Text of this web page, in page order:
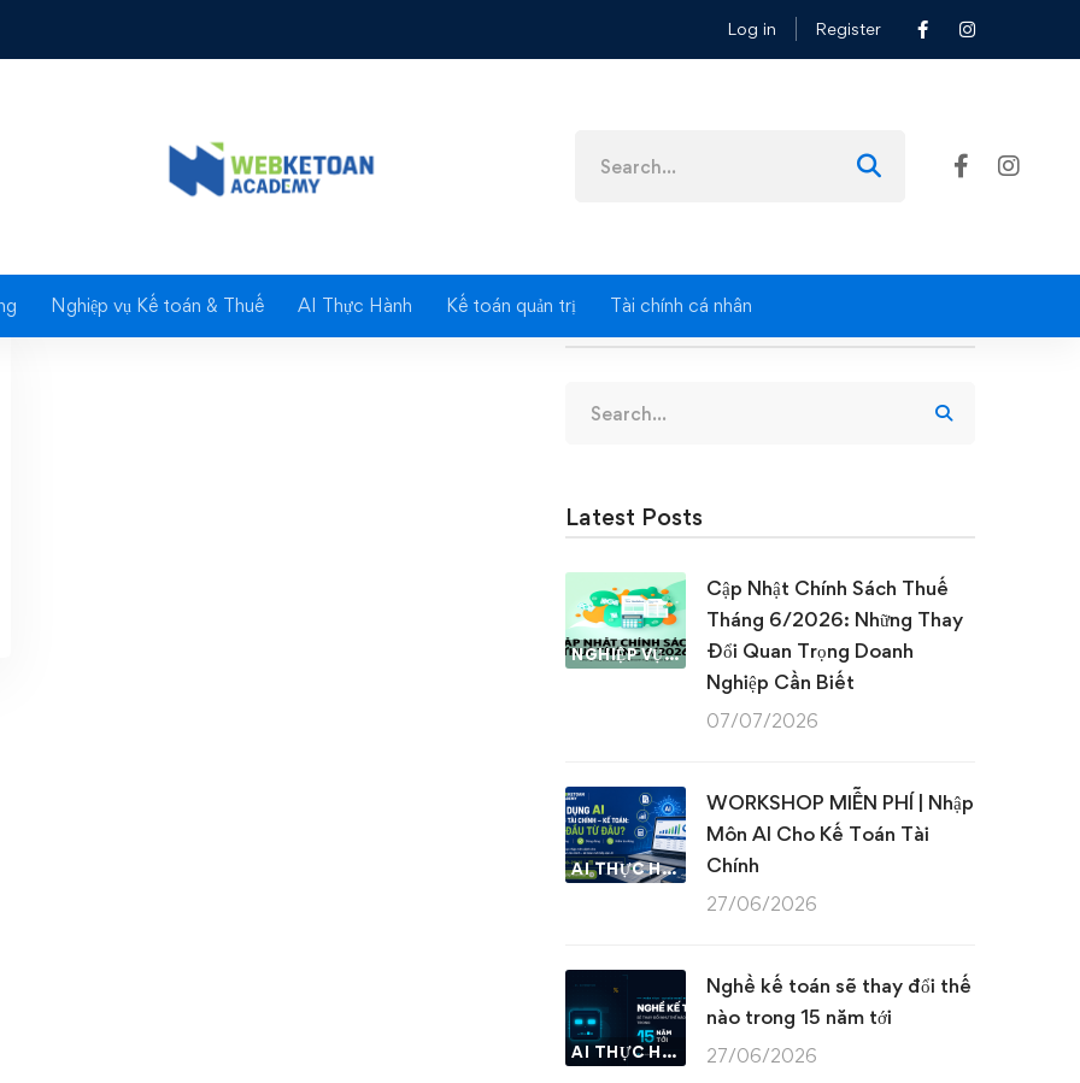
Log in Register
for:
Nghiệp vụ Kế toán & Thuế AI Thực Hành Kế toán quản trị Tài chính cá nhân
for:
Latest Posts
NGHIỆP VỤ KẾ TOÁN & THUẾ
Cập Nhật Chính Sách Thuế
Tháng 6/2026: Những Thay
Đổi Quan Trọng Doanh
Nghiệp Cần Biết
07/07/2026
AI THỰC HÀNH
WORKSHOP MIỄN PHÍ | Nhập
Môn AI Cho Kế Toán Tài
Chính
27/06/2026
AI THỰC HÀNH
Nghề kế toán sẽ thay đổi thế
nào trong 15 năm tới
27/06/2026